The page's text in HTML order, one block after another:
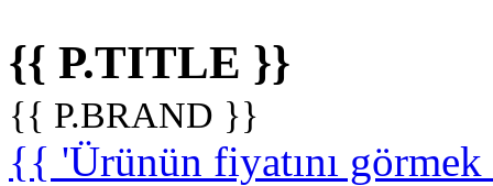
{{ P.TITLE }}
{{ P.BRAND }}
{{ 'Ürünün fiyatını